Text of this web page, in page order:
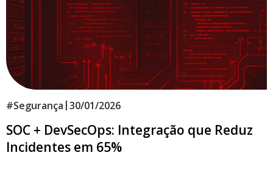
#Segurança |30/01/2026
SOC + DevSecOps: Integração que Reduz
Incidentes em 65%